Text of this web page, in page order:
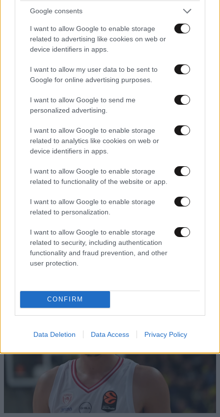
Google consents
I want to allow Google to enable storage
related to advertising like cookies on web or
device identifiers in apps.
I want to allow my user data to be sent to
Google for online advertising purposes.
I want to allow Google to send me
personalized advertising.
I want to allow Google to enable storage
related to analytics like cookies on web or
device identifiers in apps.
I want to allow Google to enable storage
related to functionality of the website or app.
I want to allow Google to enable storage
related to personalization.
I want to allow Google to enable storage
related to security, including authentication
functionality and fraud prevention, and other
user protection.
CONFIRM
Data Deletion Data Access Privacy Policy
ΚΟΣΜΟΣ07·08·2026 23:03
Το φαραωνικών διαστάσεων κτίριο που χτίζει ο
Έλον Μασκ λέγεται Terafab και θα κοστίσει 16,8
δισ. δολάρια